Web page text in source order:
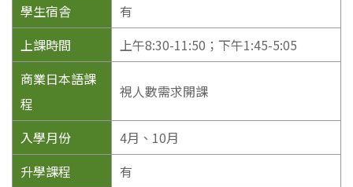
學生宿舎
有
上課時間
上午8:30-11:50；下午1:45-5:05
商業日本語課
程
視人數需求開課
入學月份
4月、10月
升學課程
有